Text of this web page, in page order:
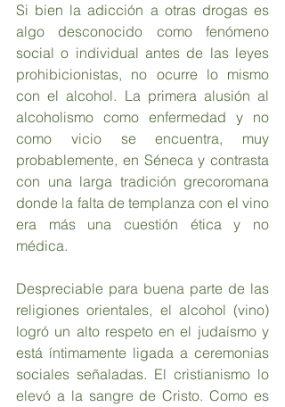
Si bien la adicción a otras drogas es
algo desconocido como fenómeno
social o individual antes de las leyes
prohibicionistas, no ocurre lo mismo
con el alcohol. La primera alusión al
alcoholismo como enfermedad y no
como vicio se encuentra, muy
probablemente, en Séneca y contrasta
con una larga tradición grecoromana
donde la falta de templanza con el vino
era más una cuestión ética y no
médica.
Despreciable para buena parte de las
religiones orientales, el alcohol (vino)
logró un alto respeto en el judaísmo y
está íntimamente ligada a ceremonias
sociales señaladas. El cristianismo lo
elevó a la sangre de Cristo. Como es